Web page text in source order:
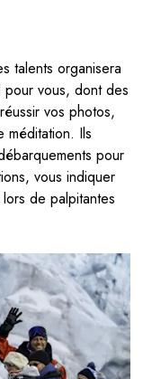
talents organisera
vous, dont des
vos photos,
Ils
pour
vous indiquer
de palpitantes